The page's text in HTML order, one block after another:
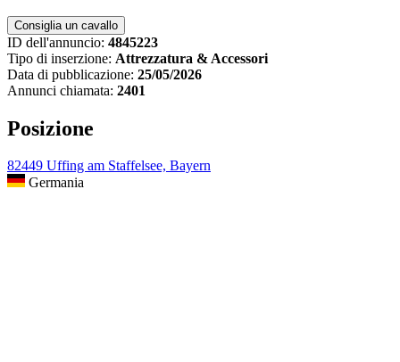
ID dell'annuncio: 4845223
Tipo di inserzione: Attrezzatura & Accessori
Data di pubblicazione: 25/05/2026
Annunci chiamata: 2401
Posizione
82449 Uffing am Staffelsee, Bayern
Germania